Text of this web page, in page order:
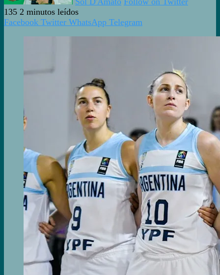
135 2 minutos leídos
Facebook Twitter WhatsApp Telegram